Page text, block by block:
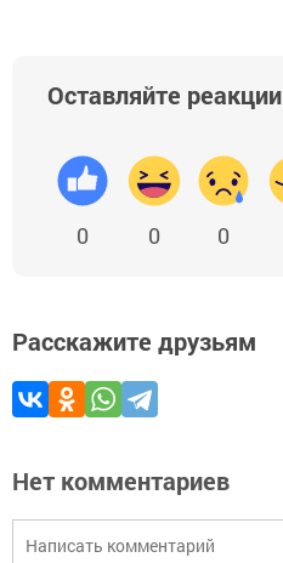
Оставляйте реакции
0 0 0
Расскажите друзьям
Нет комментариев